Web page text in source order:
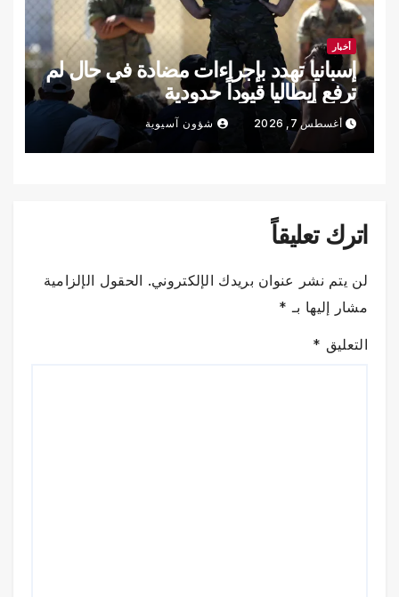
أخبار
إسبانيا تهدد بإجراءات مضادة في حال لم
ترفع إيطاليا قيوداً حدودية
أغسطس 7, 2026 شؤون آسيوية
اترك تعليقاً
لن يتم نشر عنوان بريدك الإلكتروني. الحقول الإلزامية
مشار إليها بـ *
التعليق *